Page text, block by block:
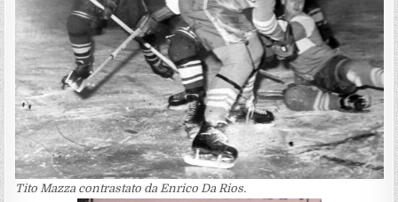
Tito Mazza contrastato da Enrico Da Rios.